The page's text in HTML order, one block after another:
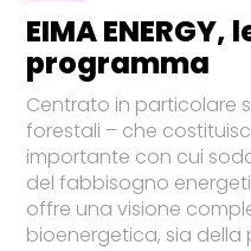
EIMA
programma
Centrato in particolare
forestali – che
importante con cui
del fabbisogno
offre una visione
bioenergetica, sia della